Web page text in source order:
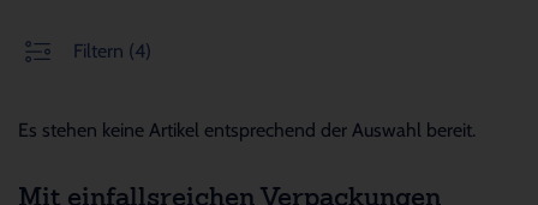
Filtern (4)
Es stehen keine Artikel entsprechend der Auswahl bereit.
Mit einfallsreichen Verpackungen